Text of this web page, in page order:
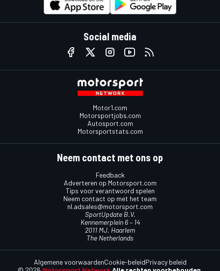
Social media
Motor1.com
Motorsportjobs.com
Autosport.com
Motorsportstats.com
Neem contact met ons op
Feedback
Adverteren op Motorsport.com
Tips voor verantwoord spelen
Neem contact op met het team
nl.adsales@motorsport.com
SportUpdate B.V.
Kennemerplein 6 – 14
2011 MJ, Haarlem
The Netherlands
Algemene voorwaardenCookie-beleidPrivacy beleid